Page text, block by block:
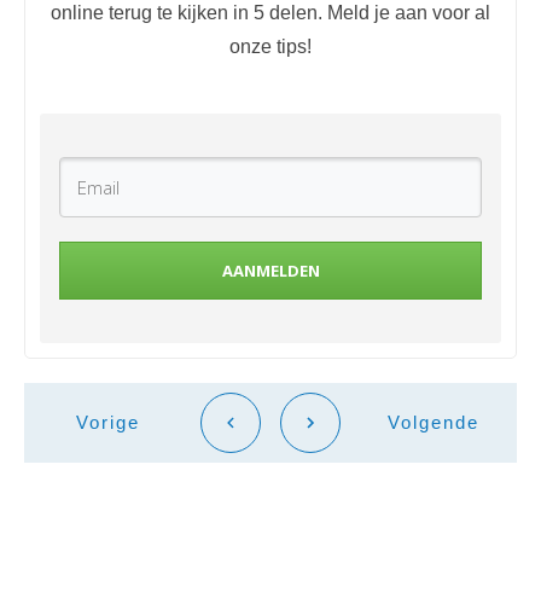
online terug te kijken in 5 delen. Meld je aan voor al
onze tips!
AANMELDEN
Vorige Volgende